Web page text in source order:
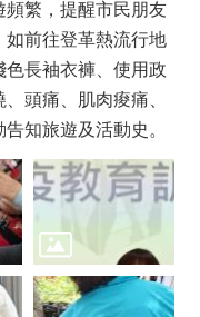
頻繁，提醒市民朋友
如前往登革熱流行地
色長袖衣褲、使用政
頭痛、肌肉痠痛、
知旅遊及活動史。